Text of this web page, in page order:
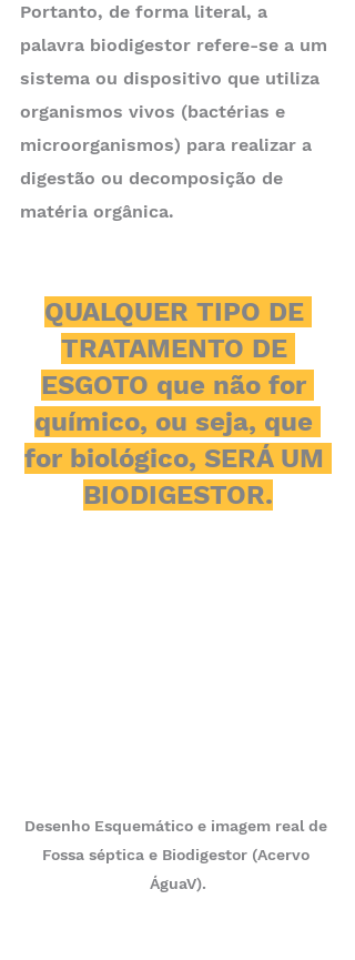
Portanto, de forma literal, a
palavra biodigestor refere-se a um
sistema ou dispositivo que utiliza
organismos vivos (bactérias e
microorganismos) para realizar a
digestão ou decomposição de
matéria orgânica.
QUALQUER TIPO DE
TRATAMENTO DE
ESGOTO que não for
químico, ou seja, que
for biológico, SERÁ UM
BIODIGESTOR.
Desenho Esquemático e imagem real de
Fossa séptica e Biodigestor (Acervo
ÁguaV).